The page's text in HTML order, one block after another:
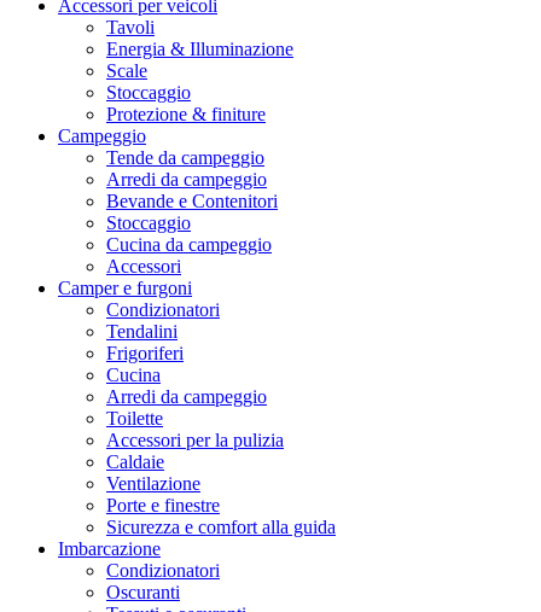
Accessori per veicoli
Tavoli
Energia & Illuminazione
Scale
Stoccaggio
Protezione & finiture
Campeggio
Tende da campeggio
Arredi da campeggio
Bevande e Contenitori
Stoccaggio
Cucina da campeggio
Accessori
Camper e furgoni
Condizionatori
Tendalini
Frigoriferi
Cucina
Arredi da campeggio
Toilette
Accessori per la pulizia
Caldaie
Ventilazione
Porte e finestre
Sicurezza e comfort alla guida
Imbarcazione
Condizionatori
Oscuranti